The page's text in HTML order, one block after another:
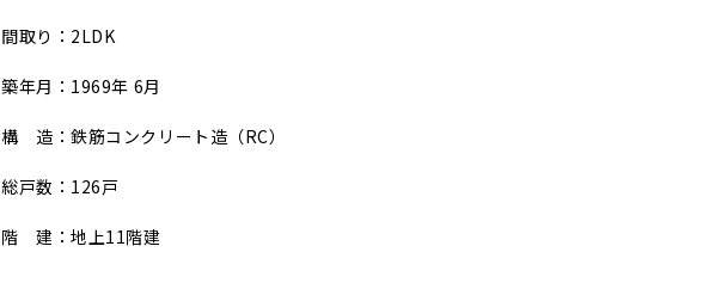
間取り：2LDK
築年月：1969年 6月
構 造：鉄筋コンクリート造（RC）
総戸数：126戸
階 建：地上11階建